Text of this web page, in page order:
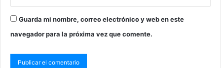
Guarda mi nombre, correo electrónico y web en este
navegador para la próxima vez que comente.